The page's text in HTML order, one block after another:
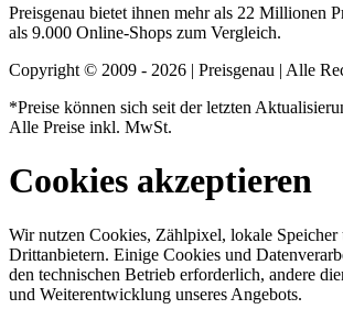
Preisgenau bietet ihnen mehr als 22 Millionen
als 9.000 Online-Shops zum Vergleich.
Copyright © 2009 - 2026 | Preisgenau | Alle
*Preise können sich seit der letzten
Alle Preise inkl. MwSt.
Cookies akzeptieren
Wir nutzen Cookies, Zählpixel, lokale Speicher
Drittanbietern. Einige Cookies und
den technischen Betrieb erforderlich, andere
und Weiterentwicklung unseres Angebots.